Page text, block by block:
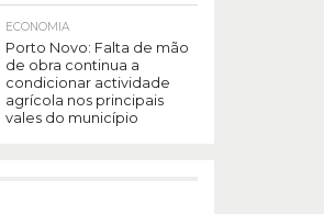
ECONOMIA
Porto Novo: Falta de mão
de obra continua a
condicionar actividade
agrícola nos principais
vales do município